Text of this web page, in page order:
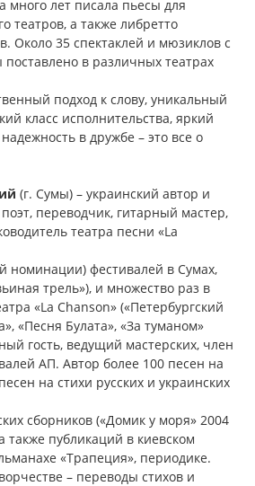
много лет писала пьесы для
театров, а также либретто
Около 35 спектаклей и мюзиклов с
в различных театрах
подход к слову, уникальный
класс исполнительства, яркий
в дружбе – это все о
(г. Сумы) – украинский автор и
переводчик, гитарный мастер,
театра песни «La
номинации) фестивалей в Сумах,
трель»), и множество раз в
«La Chanson» («Петербургский
«Песня Булата», «За туманом»
гость, ведущий мастерских, член
АП. Автор более 100 песен на
на стихи русских и украинских
сборников («Домик у моря» 2004
также публикаций в киевском
«Трапеция», периодике.
– переводы стихов и